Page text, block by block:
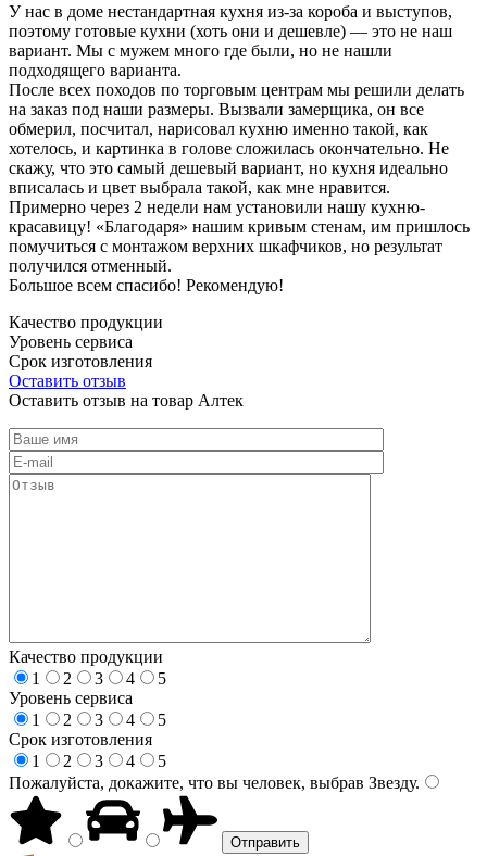
У нас в доме нестандартная кухня из-за короба и выступов,
поэтому готовые кухни (хоть они и дешевле) — это не наш
вариант. Мы с мужем много где были, но не нашли
подходящего варианта.
После всех походов по торговым центрам мы решили делать
на заказ под наши размеры. Вызвали замерщика, он все
обмерил, посчитал, нарисовал кухню именно такой, как
хотелось, и картинка в голове сложилась окончательно. Не
скажу, что это самый дешевый вариант, но кухня идеально
вписалась и цвет выбрала такой, как мне нравится.
Примерно через 2 недели нам установили нашу кухню-
красавицу! «Благодаря» нашим кривым стенам, им пришлось
помучиться с монтажом верхних шкафчиков, но результат
получился отменный.
Большое всем спасибо! Рекомендую!
Качество продукции
Уровень сервиса
Срок изготовления
Оставить отзыв
Оставить отзыв на товар Алтек
Качество продукции
1
2 3 4
5
Уровень сервиса
1
2 3 4
5
Срок изготовления
1
2 3 4
5
Пожалуйста, докажите, что вы человек, выбрав Звезду.